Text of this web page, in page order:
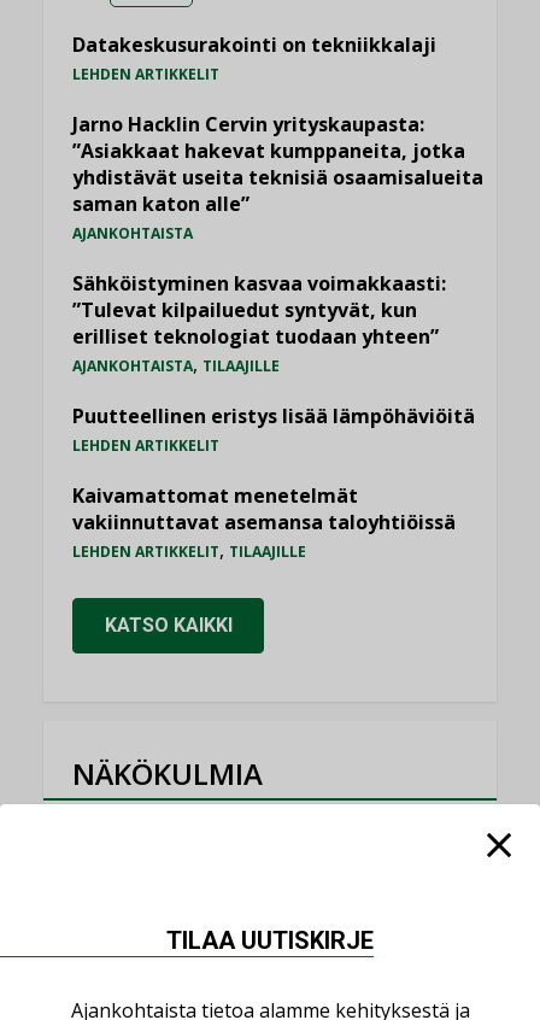
Datakeskusurakointi on tekniikkalaji
LEHDEN ARTIKKELIT
Jarno Hacklin Cervin yrityskaupasta:
”Asiakkaat hakevat kumppaneita, jotka
yhdistävät useita teknisiä osaamisalueita
saman katon alle”
AJANKOHTAISTA
Sähköistyminen kasvaa voimakkaasti:
”Tulevat kilpailuedut syntyvät, kun
erilliset teknologiat tuodaan yhteen”
AJANKOHTAISTA, TILAAJILLE
Puutteellinen eristys lisää lämpöhäviöitä
LEHDEN ARTIKKELIT
Kaivamattomat menetelmät
vakiinnuttavat asemansa taloyhtiöissä
LEHDEN ARTIKKELIT, TILAAJILLE
KATSO KAIKKI
NÄKÖKULMIA
Sähköistäminen säästää euroja
TILAA UUTISKIRJE
Ajankohtaista tietoa alamme kehityksestä ja